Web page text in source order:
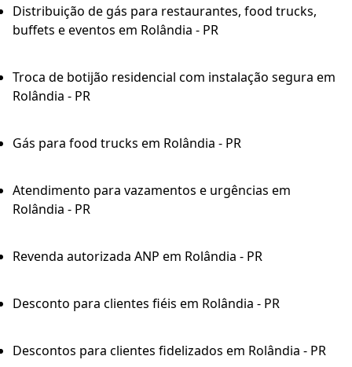
Distribuição de gás para restaurantes, food trucks,
buffets e eventos em Rolândia - PR
Troca de botijão residencial com instalação segura em
Rolândia - PR
Gás para food trucks em Rolândia - PR
Atendimento para vazamentos e urgências em
Rolândia - PR
Revenda autorizada ANP em Rolândia - PR
Desconto para clientes fiéis em Rolândia - PR
Descontos para clientes fidelizados em Rolândia - PR